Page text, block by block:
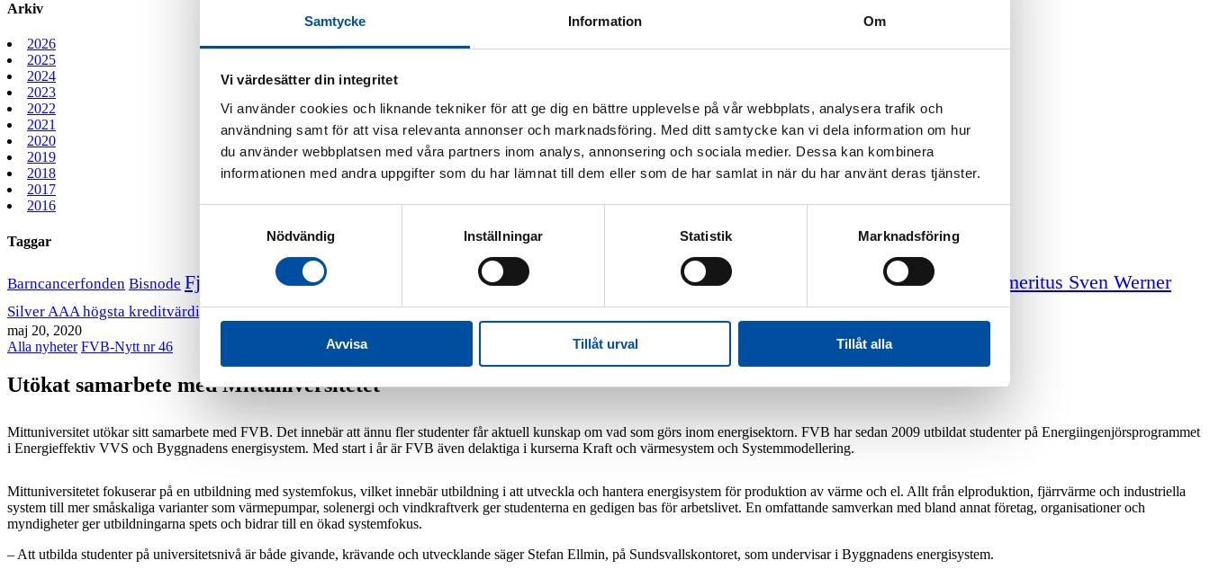
Samtycke Information Om
Vi värdesätter din integritet
Vi använder cookies och liknande tekniker för att ge dig en bättre upplevelse på vår webbplats, analysera trafik och
användning samt för att visa relevanta annonser och marknadsföring. Med ditt samtycke kan vi dela information om hur
du använder webbplatsen med våra partners inom analys, annonsering och sociala medier. Dessa kan kombinera
informationen med andra uppgifter som du har lämnat till dem eller som de har samlat in när du har använt deras tjänster.
Nödvändig
Inställningar Statistik Marknadsföring
Avvisa Tillåt urval Tillåt alla
Arkiv
2026
2025
2024
2023
2022
2021
2020
2019
2018
2017
2016
Taggar
Barncancerfonden Bisnode Fjärrvärmekurs FVB stödjer Barncancerfonden Jobba hos oss Jobba på FVB Lediga tjänsterProfessor emeritus Sven Werner
Silver AAA högsta kreditvärdighet VD har ordet
maj 20, 2020
Alla nyheter FVB-Nytt nr 46
Utökat samarbete med Mittuniversitetet
Mittuniversitet utökar sitt samarbete med FVB. Det innebär att ännu fler studenter får aktuell kunskap om vad som görs inom energisektorn. FVB har sedan 2009 utbildat studenter på Energiingenjörsprogrammet
i Energieffektiv VVS och Byggnadens energisystem. Med start i år är FVB även delaktiga i kurserna Kraft och värmesystem och Systemmodellering.
Mittuniversitetet fokuserar på en utbildning med systemfokus, vilket innebär utbildning i att utveckla och hantera energisystem för produktion av värme och el. Allt från elproduktion, fjärrvärme och industriella
system till mer småskaliga varianter som värmepumpar, solenergi och vindkraftverk ger studenterna en gedigen bas för arbetslivet. En omfattande samverkan med bland annat företag, organisationer och
myndigheter ger utbildningarna spets och bidrar till en ökad systemfokus.
– Att utbilda studenter på universitetsnivå är både givande, krävande och utvecklande säger Stefan Ellmin, på Sundsvallskontoret, som undervisar i Byggnadens energisystem.